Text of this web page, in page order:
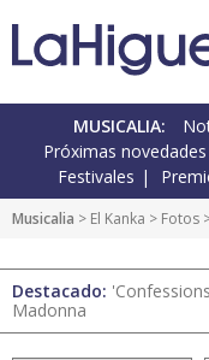
MUSICALIA:
Próximas novedades
Festivales
Musicalia > El Kanka > Fotos
Destacado:
Madonna